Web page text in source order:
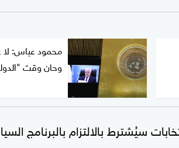
محمود عباس: لا
وحان وقت
سيُشترط بالالتزام بالبرنامج